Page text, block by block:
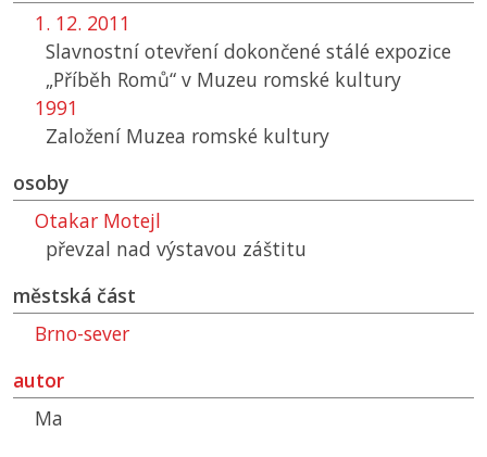
1. 12. 2011
Slavnostní otevření dokončené stálé expozice
„Příběh Romů“ v Muzeu romské kultury
1991
Založení Muzea romské kultury
osoby
Otakar Motejl
převzal nad výstavou záštitu
městská část
Brno-sever
autor
Ma